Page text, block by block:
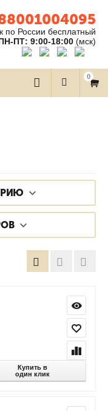
по России бесплатный
ПТ: 9:00-18:00 (мск)
0
Купить в
один клик